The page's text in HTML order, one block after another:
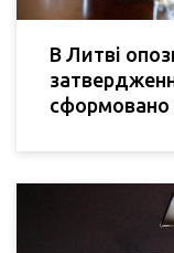
В Литві
сформовано